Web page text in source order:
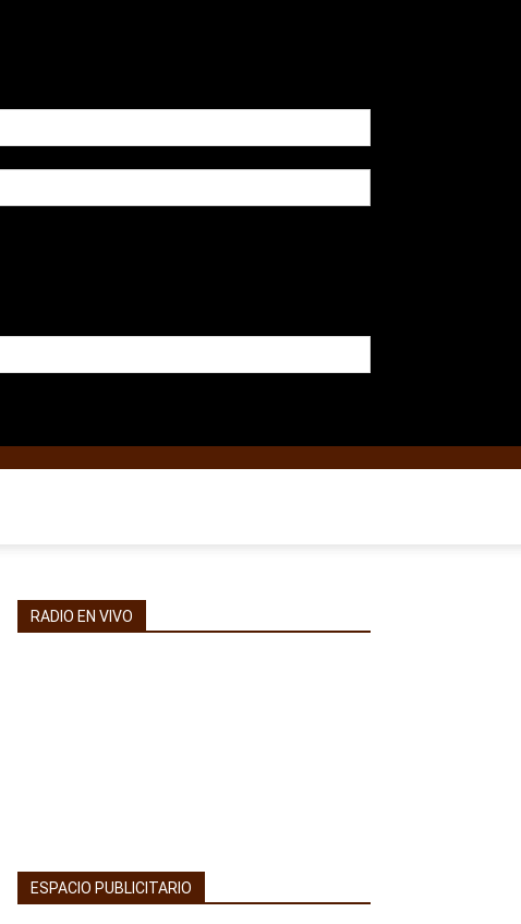
RADIO EN VIVO
ESPACIO PUBLICITARIO